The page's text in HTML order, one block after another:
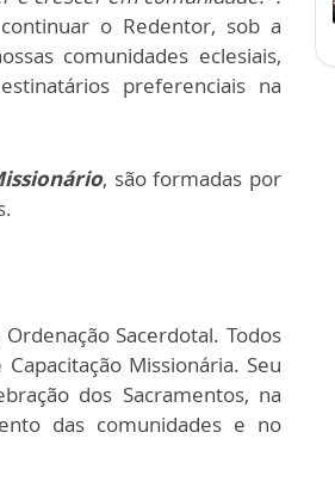
o Redentor, sob a
comunidades eclesiais,
preferenciais na
, são formadas por
Sacerdotal. Todos
Missionária. Seu
dos Sacramentos, na
das comunidades e no